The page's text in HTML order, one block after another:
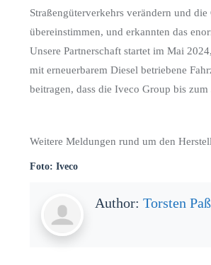
Straßengüterverkehrs verändern und die
übereinstimmen, und erkannten das
Unsere Partnerschaft startet im Mai
mit erneuerbarem Diesel betriebene
beitragen, dass die Iveco Group bis
Weitere Meldungen rund um den
Foto: Iveco
Author: Torsten